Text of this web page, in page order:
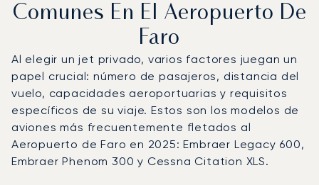
Comunes En El Aeropuerto De
Faro
Al elegir un jet privado, varios factores juegan un
papel crucial: número de pasajeros, distancia del
vuelo, capacidades aeroportuarias y requisitos
específicos de su viaje. Estos son los modelos de
aviones más frecuentemente fletados al
Aeropuerto de Faro en 2025: Embraer Legacy 600,
Embraer Phenom 300 y Cessna Citation XLS.